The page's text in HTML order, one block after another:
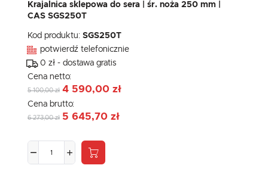
Krajalnica sklepowa do sera | śr. noża 250 mm |
CAS SGS250T
Kod produktu: SGS250T
potwierdź telefonicznie
0 zł - dostawa gratis
Cena netto:
5 100,00 zł 4 590,00 zł
Cena brutto:
6 273,00 zł 5 645,70 zł